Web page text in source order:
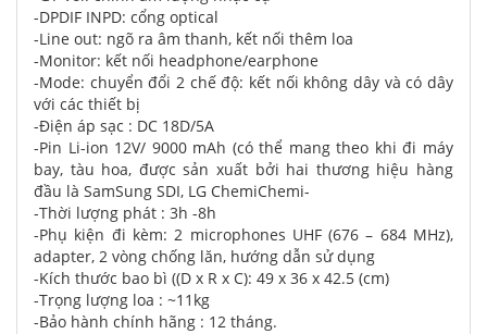
-DPDIF INPD: cổng optical
-Line out: ngõ ra âm thanh, kết nối thêm loa
-Monitor: kết nối headphone/earphone
-Mode: chuyển đổi 2 chế độ: kết nối không dây và có dây
với các thiết bị
-Điện áp sạc : DC 18D/5A
-Pin Li-ion 12V/ 9000 mAh (có thể mang theo khi đi máy
bay, tàu hoa, được sản xuất bởi hai thương hiệu hàng
đầu là SamSung SDI, LG ChemiChemi-
-Thời lượng phát : 3h -8h
-Phụ kiện đi kèm: 2 microphones UHF (676 – 684 MHz),
adapter, 2 vòng chống lăn, hướng dẫn sử dụng
-Kích thước bao bì ((D x R x C): 49 x 36 x 42.5 (cm)
-Trọng lượng loa : ~11kg
-Bảo hành chính hãng : 12 tháng.